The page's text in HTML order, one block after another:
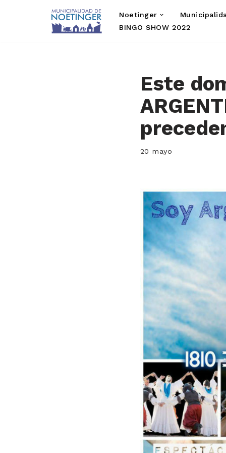
Noetinger
BINGO SHOW 2022
Este
20 mayo